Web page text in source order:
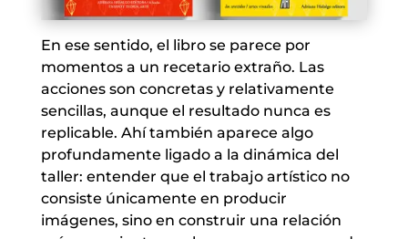
En ese sentido, el libro se parece por
momentos a un recetario extraño. Las
acciones son concretas y relativamente
sencillas, aunque el resultado nunca es
replicable. Ahí también aparece algo
profundamente ligado a la dinámica del
taller: entender que el trabajo artístico no
consiste únicamente en producir
imágenes, sino en construir una relación